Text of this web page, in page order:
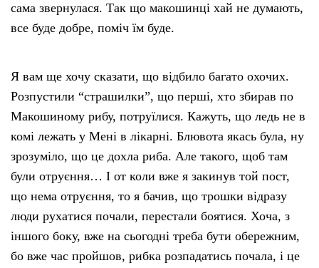
сама звернулася. Так що макошинці хай не думають,
все буде добре, поміч їм буде.
Я вам ще хочу сказати, що відбило багато охочих.
Розпустили “страшилки”, що перші, хто збирав по
Макошиному рибу, потруїлися. Кажуть, що ледь не в
комі лежать у Мені в лікарні. Блювота якась була, ну
зрозуміло, що це дохла риба. Але такого, щоб там
були отруєння… І от коли вже я закинув той пост,
що нема отруєння, то я бачив, що трошки відразу
люди рухатися почали, перестали боятися. Хоча, з
іншого боку, вже на сьогодні треба бути обережним,
бо вже час пройшов, рибка розпадатись почала, і це